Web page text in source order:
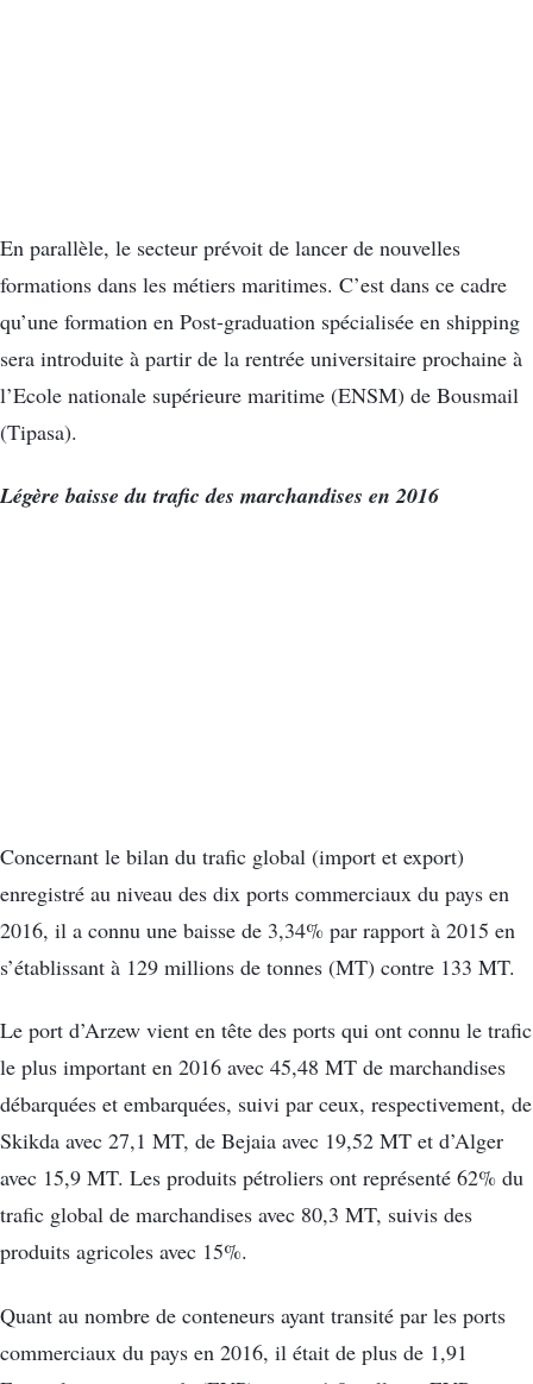
En parallèle, le secteur prévoit de lancer de nouvelles
formations dans les métiers maritimes. C’est dans ce cadre
qu’une formation en Post-graduation spécialisée en shipping
sera introduite à partir de la rentrée universitaire prochaine à
l’Ecole nationale supérieure maritime (ENSM) de Bousmail
(Tipasa).
Légère baisse du trafic des marchandises en 2016
Concernant le bilan du trafic global (import et export)
enregistré au niveau des dix ports commerciaux du pays en
2016, il a connu une baisse de 3,34% par rapport à 2015 en
s’établissant à 129 millions de tonnes (MT) contre 133 MT.
Le port d’Arzew vient en tête des ports qui ont connu le trafic
le plus important en 2016 avec 45,48 MT de marchandises
débarquées et embarquées, suivi par ceux, respectivement, de
Skikda avec 27,1 MT, de Bejaia avec 19,52 MT et d’Alger
avec 15,9 MT. Les produits pétroliers ont représenté 62% du
trafic global de marchandises avec 80,3 MT, suivis des
produits agricoles avec 15%.
Quant au nombre de conteneurs ayant transité par les ports
commerciaux du pays en 2016, il était de plus de 1,91